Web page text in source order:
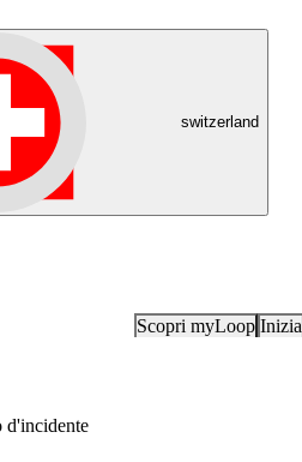
switzerland
Scopri myLoop Inizia
d'incidente